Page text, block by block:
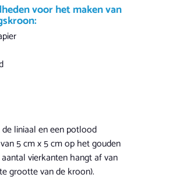
voor het maken van
liniaal en een potlood
5 cm x 5 cm op het gouden
vierkanten hangt af van
grootte van de kroon).